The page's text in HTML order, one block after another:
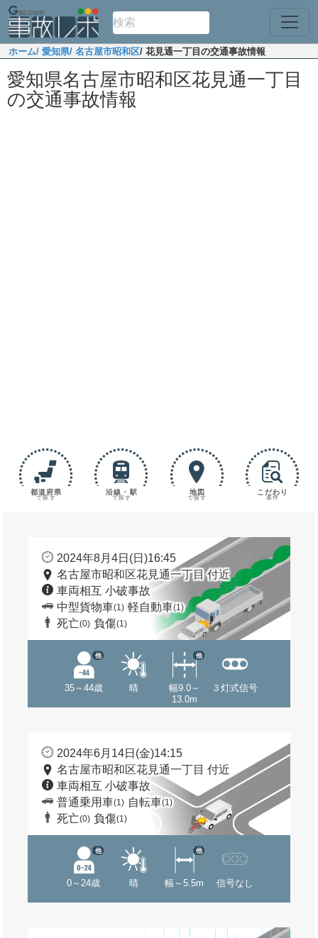
ホーム/ 愛知県/ 名古屋市昭和区/ 花見通一丁目の交通事故情報
愛知県名古屋市昭和区花見通一丁目
の交通事故情報
都道府県
で探す
沿線・駅
で探す
地図
で探す
こだわり
条件
2024年8月4日(日)16:45
名古屋市昭和区花見通一丁目 付近
車両相互 小破事故
中型貨物車(1) 軽自動車(1)
死亡(0) 負傷(1)
35～44歳
他
晴
幅9.0～
13.0m
他
３灯式信号
2024年6月14日(金)14:15
名古屋市昭和区花見通一丁目 付近
車両相互 小破事故
普通乗用車(1) 自転車(1)
死亡(0) 負傷(1)
0～24歳
他
晴 幅～5.5m
他
信号なし